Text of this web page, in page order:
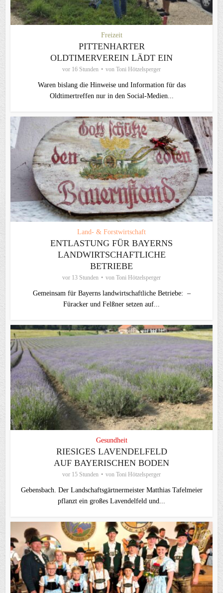
Freizeit
PITTENHARTER
OLDTIMERVEREIN LÄDT EIN
vor 16 Stunden von Toni Hötzelsperger
Waren bislang die Hinweise und Information für das
Oldtimertreffen nur in den Social-Medien...
Land- & Forstwirtschaft
ENTLASTUNG FÜR BAYERNS
LANDWIRTSCHAFTLICHE
BETRIEBE
vor 13 Stunden von Toni Hötzelsperger
Gemeinsam für Bayerns landwirtschaftliche Betriebe: –
Füracker und Felßner setzen auf...
Gesundheit
RIESIGES LAVENDELFELD
AUF BAYERISCHEN BODEN
vor 15 Stunden von Toni Hötzelsperger
Gebensbach. Der Landschaftsgärtnermeister Matthias Tafelmeier
pflanzt ein großes Lavendelfeld und...